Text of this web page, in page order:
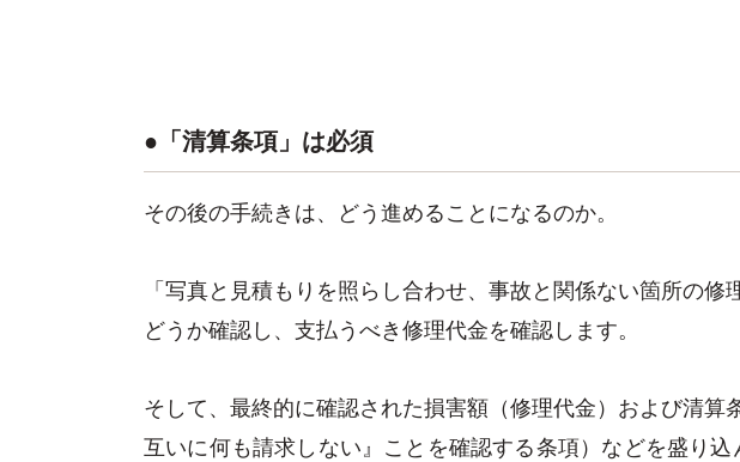
●「清算条項」は必須
その後の手続きは、どう進めることになるのか。
「写真と見積もりを照らし合わせ、事故と関係ない箇所の
どうか確認し、支払うべき修理代金を確認します。
そして、最終的に確認された損害額（修理代金）および清算
互いに何も請求しない』ことを確認する条項）などを盛り